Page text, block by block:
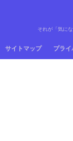
それが「気に
サイトマップ プライ